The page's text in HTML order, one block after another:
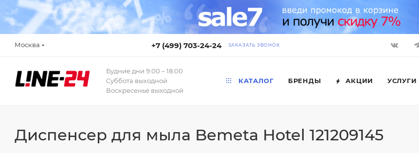
Москва +7 (499) 703-24-24 ЗАКАЗАТЬ ЗВОНОК
Будние дни 9:00 – 18:00
Суббота выходной
Воскресенье выходной
КАТАЛОГ БРЕНДЫ АКЦИИ УСЛУГИ
Диспенсер для мыла Bemeta Hotel 121209145